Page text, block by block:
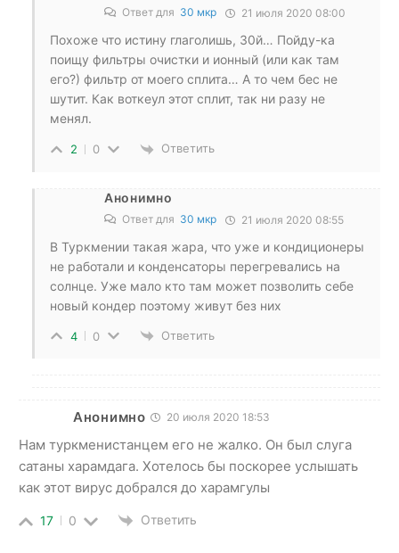
Ответ для 30 мкр 21 июля 2020 08:00
Похоже что истину глаголишь, 30й… Пойду-ка
поищу фильтры очистки и ионный (или как там
его?) фильтр от моего сплита… А то чем бес не
шутит. Как воткеул этот сплит, так ни разу не
менял.
2 0 Ответить
Анонимно
Ответ для 30 мкр 21 июля 2020 08:55
В Туркмении такая жара, что уже и кондиционеры
не работали и конденсаторы перегревались на
солнце. Уже мало кто там может позволить себе
новый кондер поэтому живут без них
4 0 Ответить
Анонимно 20 июля 2020 18:53
Нам туркменистанцем его не жалко. Он был слуга
сатаны харамдага. Хотелось бы поскорее услышать
как этот вирус добрался до харамгулы
17 0 Ответить